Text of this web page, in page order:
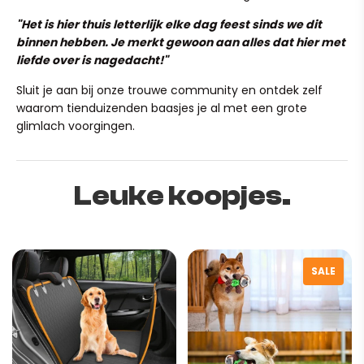
Material: Plush fabric, soft fill, non-slip bottom material
Size: S, M, L
"Het is hier thuis letterlijk elke dag feest sinds we dit
binnen hebben. Je merkt gewoon aan alles dat hier met
liefde over is nagedacht!"
Sluit je aan bij onze trouwe community en ontdek zelf
waarom tienduizenden baasjes je al met een grote
glimlach voorgingen.
Leuke koopjes.
SALE